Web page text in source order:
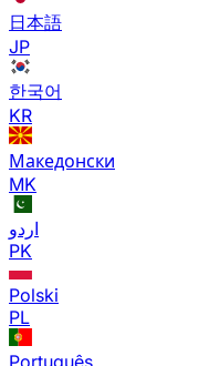
日本語
JP
한국어
KR
Македонски
MK
اردو
PK
Polski
PL
Português